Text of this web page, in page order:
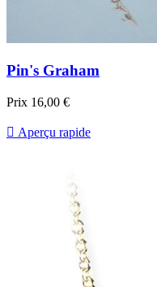
Pin's Graham
Prix 16,00 €
 Aperçu rapide